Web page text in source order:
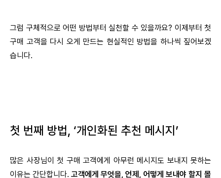
그럼 구체적으로 어떤 방법부터 실천할 수 있을까요? 이제부터 첫
구매 고객을 다시 오게 만드는 현실적인 방법을 하나씩 짚어보겠
습니다.
첫 번째 방법, ‘개인화된 추천 메시지’
많은 사장님이 첫 구매 고객에게 아무런 메시지도 보내지 못하는
이유는 간단합니다. 고객에게 무엇을, 언제, 어떻게 보내야 할지 몰